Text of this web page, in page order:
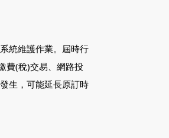
統維護作業。屆時行
費(稅)交易、網路投
生，可能延長原訂時